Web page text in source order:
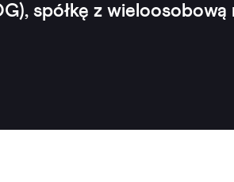
spółkę z